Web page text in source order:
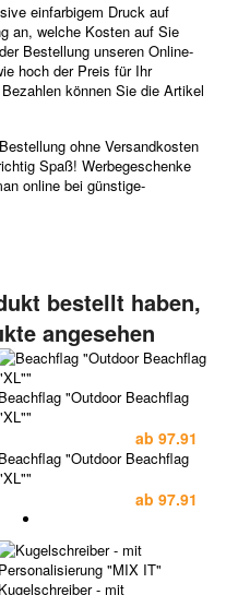
einfarbigem Druck auf
an, welche Kosten auf Sie
Bestellung unseren Online-
hoch der Preis für Ihr
können Sie die Artikel
ohne Versandkosten
Spaß! Werbegeschenke
online bei günstige-
bestellt haben,
angesehen
Beachflag "Outdoor Beachflag
ab 97.91
Beachflag "Outdoor Beachflag
ab 97.91
Kugelschreiber - mit